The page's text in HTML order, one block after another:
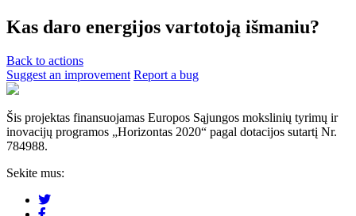
Kas daro energijos vartotoją išmaniu?
Back to actions
Suggest an improvement Report a bug
Šis projektas finansuojamas Europos Sąjungos mokslinių tyrimų ir
inovacijų programos „Horizontas 2020“ pagal dotacijos sutartį Nr.
784988.
Sekite mus: